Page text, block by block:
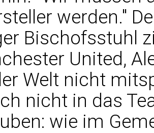
werden."
Bischofsstuhl
United,
Welt nicht
nicht in das
wie im